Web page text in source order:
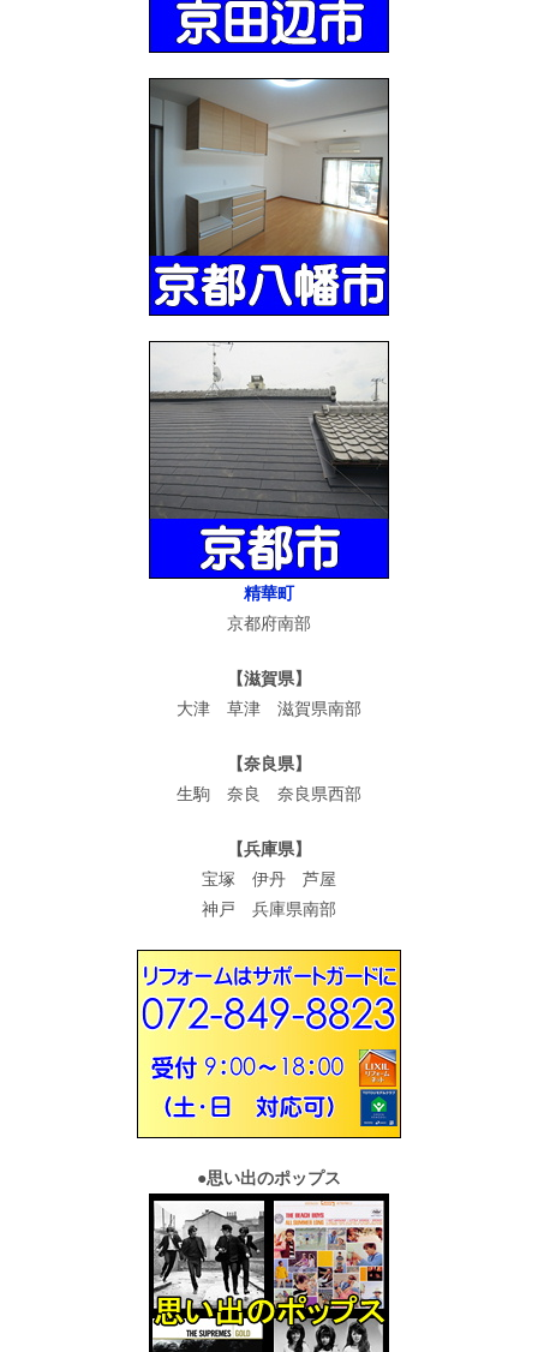
精華町
京都府南部
【滋賀県】
大津 草津 滋賀県南部
【奈良県】
生駒 奈良 奈良県西部
【兵庫県】
宝塚 伊丹 芦屋
神戸 兵庫県南部
●思い出のポップス